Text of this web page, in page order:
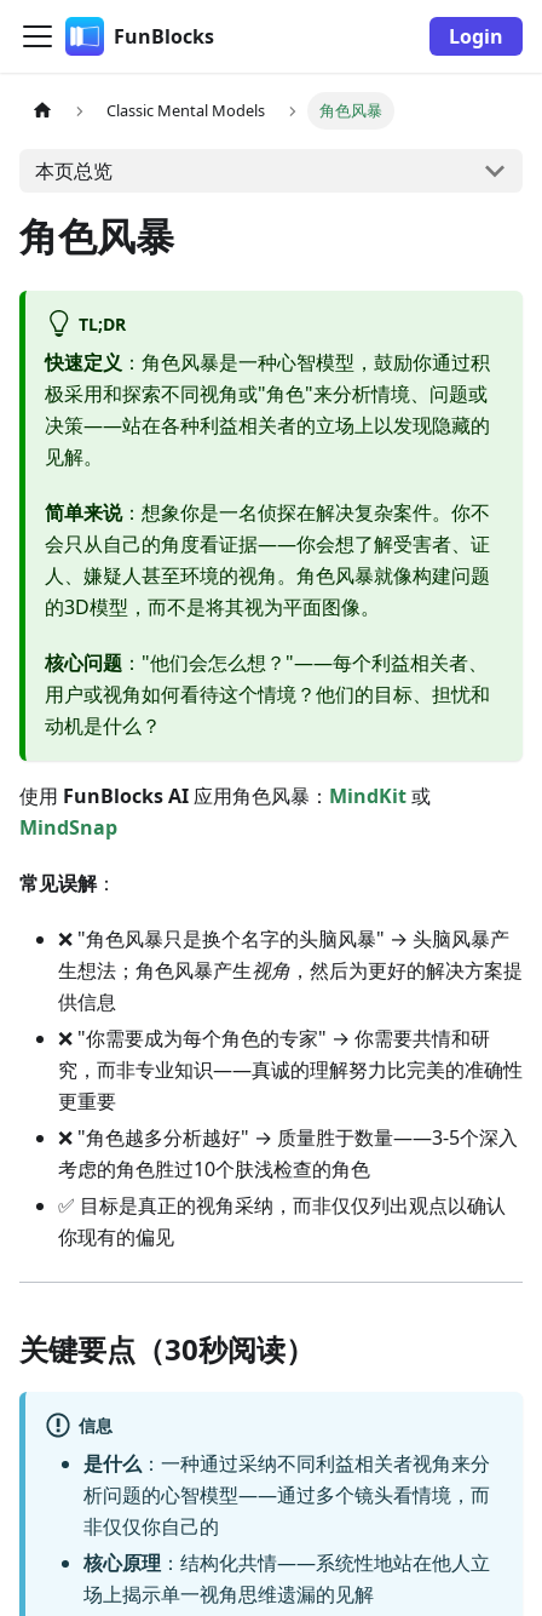
FunBlocks Login
Classic Mental Models 角色风暴
本页总览
角色风暴
TL;DR
快速定义 ：角色风暴是一种心智模型，鼓励你通过积
极采用和探索不同视角或"角色"来分析情境、问题或
决策——站在各种利益相关者的立场上以发现隐藏的
见解。
简单来说：想象你是一名侦探在解决复杂案件。你不
会只从自己的角度看证据——你会想了解受害者、证
人、嫌疑人甚至环境的视角。角色风暴就像构建问题
的3D模型，而不是将其视为平面图像。
核心问题 ："他们会怎么想？"——每个利益相关者、
用户或视角如何看待这个情境？他们的目标、担忧和
动机是什么？
使用 FunBlocks AI 应用角色风暴： MindKit或
MindSnap
常见误解：
❌ "角色风暴只是换个名字的头脑风暴" → 头脑风暴产
生想法；角色风暴产生视角 ，然后为更好的解决方案提
供信息
❌ "你需要成为每个角色的专家" → 你需要共情和研
究，而非专业知识——真诚的理解努力比完美的准确性
更重要
❌ "角色越多分析越好" → 质量胜于数量——3-5个深入
考虑的角色胜过10个肤浅检查的角色
✅ 目标是真正的视角采纳，而非仅仅列出观点以确认
你现有的偏见
关键要点（30秒阅读）
信息
是什么 ：一种通过采纳不同利益相关者视角来分
析问题的心智模型——通过多个镜头看情境，而
非仅仅你自己的
核心原理 ：结构化共情——系统性地站在他人立
场上揭示单一视角思维遗漏的见解